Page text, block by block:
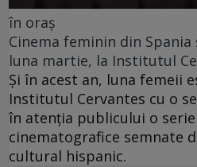
în oraș
Cinema feminin din
luna martie, la Institutul
Și în acest an, luna femeii
Institutul Cervantes cu o
în atenția publicului o
cinematografice semnate
cultural hispanic.